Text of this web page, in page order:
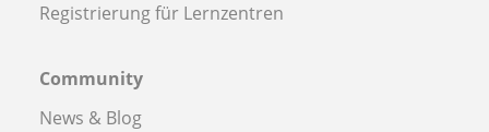
Registrierung für Lernzentren
Community
News & Blog